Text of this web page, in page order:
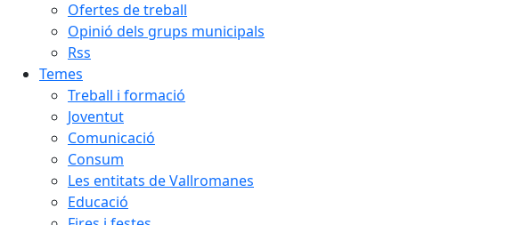
Ofertes de treball
Opinió dels grups municipals
Rss
Temes
Treball i formació
Joventut
Comunicació
Consum
Les entitats de Vallromanes
Educació